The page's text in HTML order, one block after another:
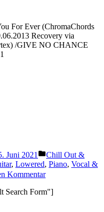
For Ever (ChromaChords
Recovery via
/GIVE NO CHANCE
Juni 2021
Veröffentlicht
unter
Chill Out &
, Lowered, Piano, Vocal &
Kommentarzu
Deejays
Search Form"]